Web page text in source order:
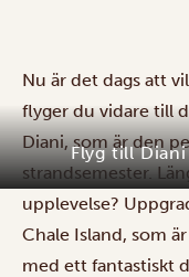
Flyg till
Nu är det dags att
flyger du vidare till
Diani, som är den
strandsemester.
upplevelse?
Chale Island, som
med ett fantastiskt